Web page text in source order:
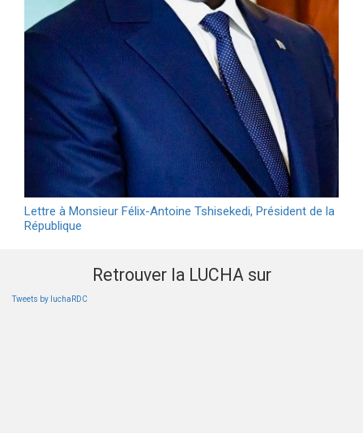
Lettre à Monsieur Félix-Antoine Tshisekedi, Président de la
République
Retrouver la LUCHA sur
Tweets by luchaRDC